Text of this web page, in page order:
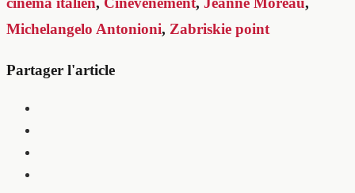
Michelangelo Antonioni, Zabriskie point
Partager l'article